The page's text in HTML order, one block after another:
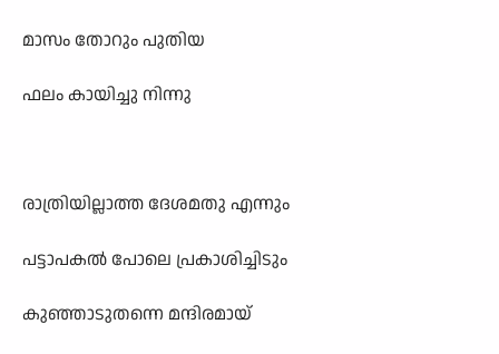
മാസം തോറും പുതിയ
ഫലം കായിച്ചു നിന്നു
രാത്രിയില്ലാത്ത ദേശമതു എന്നും
പട്ടാപകൽ പോലെ പ്രകാശിച്ചിടും
കുഞ്ഞാടുതന്നെ മന്ദിരമായ്